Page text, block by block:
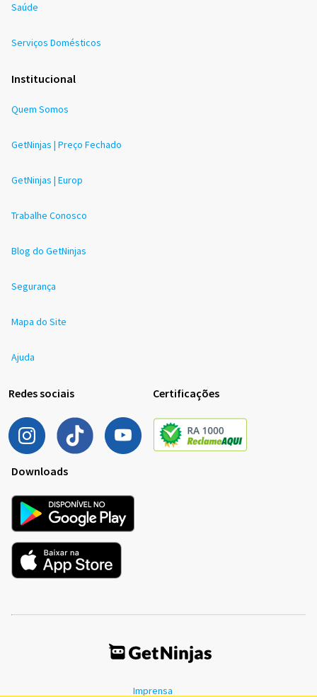
Saúde
Serviços Domésticos
Institucional
Quem Somos
GetNinjas | Preço Fechado
GetNinjas | Europ
Trabalhe Conosco
Blog do GetNinjas
Segurança
Mapa do Site
Ajuda
Redes sociais Certificações
Downloads
Imprensa